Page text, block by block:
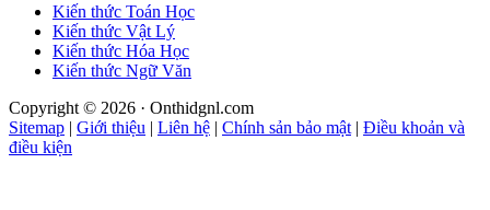
Kiến thức Toán Học
Kiến thức Vật Lý
Kiến thức Hóa Học
Kiến thức Ngữ Văn
Copyright © 2026 · Onthidgnl.com
Sitemap | Giới thiệu | Liên hệ | Chính sản bảo mật | Điều khoản và
điều kiện